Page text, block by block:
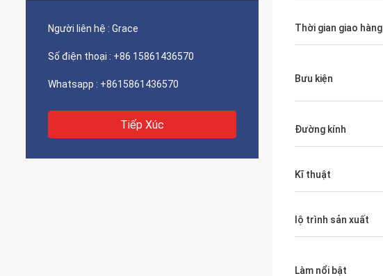
Người liên hệ : Grace
Số điện thoại : +86 15861436570
Whatsapp : +8615861436570
Tiếp Xúc
Thời gian giao hàng
Bưu kiện
Đường kính
Kĩ thuật
lộ trình sản xuất
Làm nổi bật